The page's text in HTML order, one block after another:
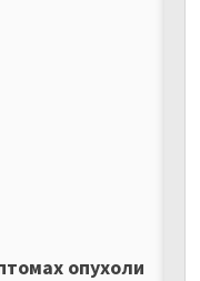
опухоли